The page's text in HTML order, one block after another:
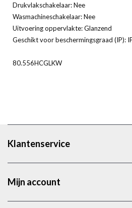
Drukvlakschakelaar: Nee
Wasmachineschakelaar: Nee
Uitvoering oppervlakte: Glanzend
Geschikt voor beschermingsgraad (IP):
80.556HCGLKW
Klantenservice
Mijn account